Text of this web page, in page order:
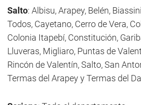
Salto: Albisu, Arapey, Belén,
Todos, Cayetano, Cerro de Vera,
Colonia Itapebí, Constitución,
Lluveras, Migliaro, Puntas de
Rincón de Valentín, Salto, San
Termas del Arapey y Termas del